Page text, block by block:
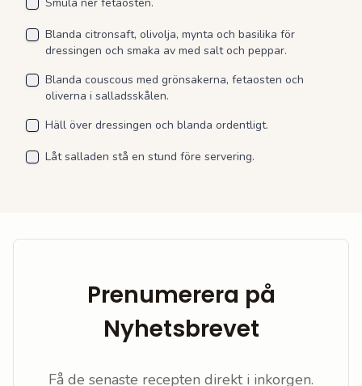
Blanda citronsaft, olivolja, mynta och basilika för
dressingen och smaka av med salt och peppar.
Blanda couscous med grönsakerna, fetaosten och
oliverna i salladsskålen.
Häll över dressingen och blanda ordentligt.
Låt salladen stå en stund före servering.
Prenumerera på
Nyhetsbrevet
Få de senaste recepten direkt i inkorgen.